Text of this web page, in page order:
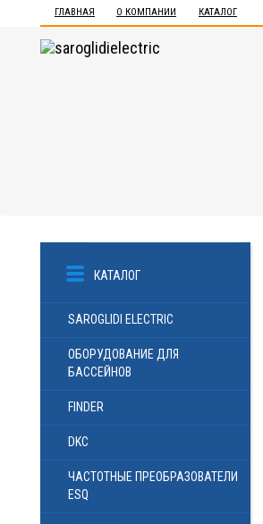
ГЛАВНАЯ О КОМПАНИИ КАТАЛОГ
КАТАЛОГ
SAROGLIDI ELECTRIC
ОБОРУДОВАНИЕ ДЛЯ
БАССЕЙНОВ
FINDER
DKC
ЧАСТОТНЫЕ ПРЕОБРАЗОВАТЕЛИ
ESQ